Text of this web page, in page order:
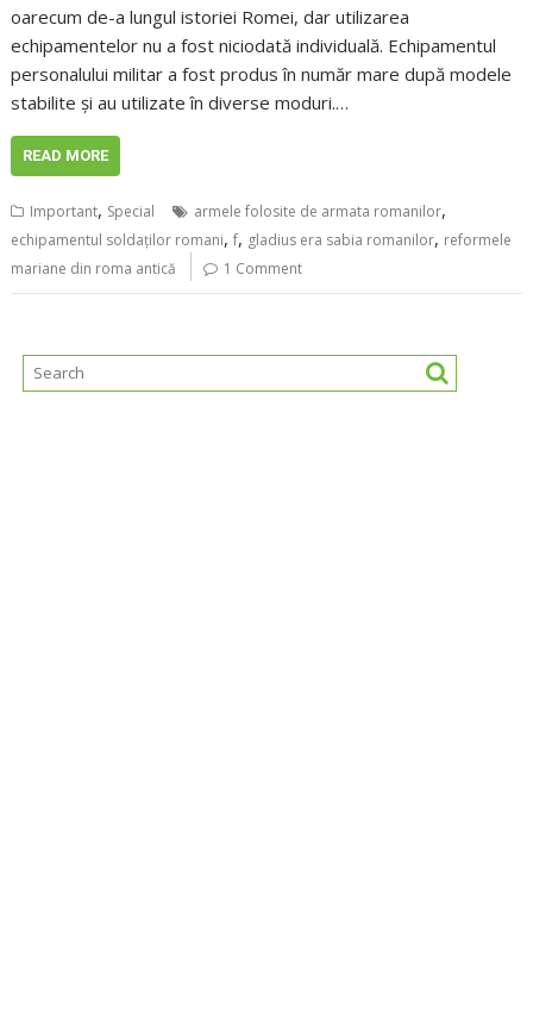
oarecum de-a lungul istoriei Romei, dar utilizarea
echipamentelor nu a fost niciodată individuală. Echipamentul
personalului militar a fost produs în număr mare după modele
stabilite și au utilizate în diverse moduri.…
READ MORE
Important, Special armele folosite de armata romanilor,
echipamentul soldaților romani,f, gladius era sabia romanilor, reformele
mariane din roma antică
1 Comment